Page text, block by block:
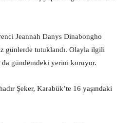
Jeannah Danys Dinabongho
günlerde tutuklandı. Olayla ilgili
da gündemdeki yerini koruyor.
Şeker, Karabük’te 16 yaşındaki